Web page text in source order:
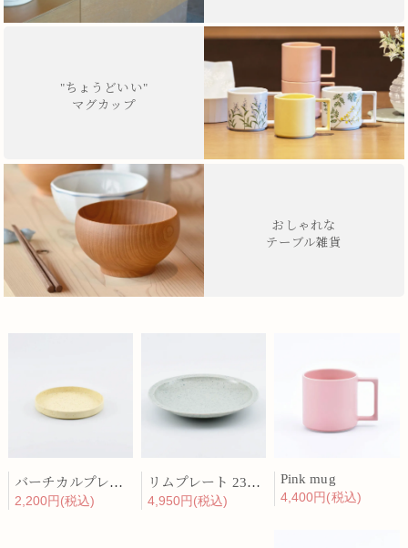
"ちょうどいい"
マグカップ
おしゃれな
テーブル雑貨
バーチカルプレート 15cm 化粧土
2,200円(税込)
リムプレート 23cm 呉須散
4,950円(税込)
Pink mug
4,400円(税込)